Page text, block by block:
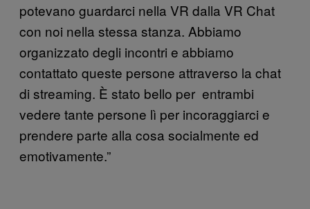
potevano guardarci nella VR dalla VR Chat
con noi nella stessa stanza. Abbiamo
organizzato degli incontri e abbiamo
contattato queste persone attraverso la chat
di streaming. È stato bello per entrambi
vedere tante persone lì per incoraggiarci e
prendere parte alla cosa socialmente ed
emotivamente.”